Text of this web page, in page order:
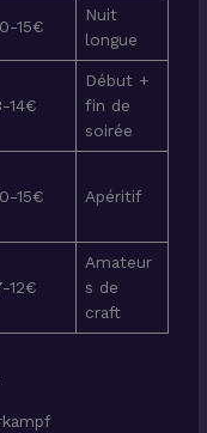
15€
Nuit
longue
14€
Début +
fin de
soirée
15€ Apéritif
12€
Amateur
s de
craft